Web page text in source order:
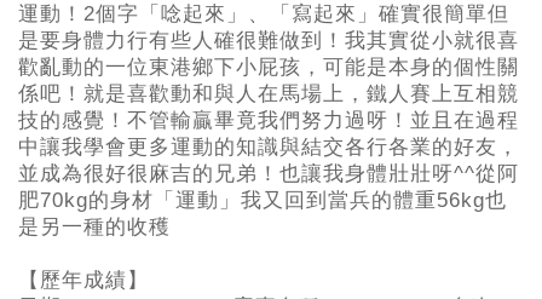
運動！2個字「唸起來」、「寫起來」確實很簡單但
是要身體力行有些人確很難做到！我其實從小就很喜
歡亂動的一位東港鄉下小屁孩，可能是本身的個性關
係吧！就是喜歡動和與人在馬場上，鐵人賽上互相競
技的感覺！不管輸贏畢竟我們努力過呀！並且在過程
中讓我學會更多運動的知識與結交各行各業的好友，
並成為很好很麻吉的兄弟！也讓我身體壯壯呀^^從阿
肥70kg的身材「運動」我又回到當兵的體重56kg也
是另一種的收穫
【歷年成績】